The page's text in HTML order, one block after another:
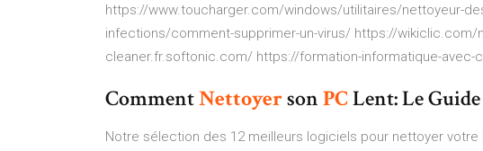
https://www.toucharger.com/windows/utilitaires/nettoyeur-
infections/comment-supprimer-un-virus/ https://
cleaner.fr.softonic.com/ https://formation-informatique-
CommentNettoyersonPCLent: Le
Notre sélection des 12 meilleurs logiciels pour nettoyer votre